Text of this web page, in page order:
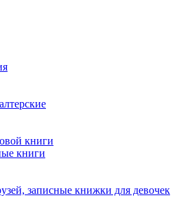
книги
книги
записные книжки для девочек